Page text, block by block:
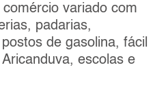
variado com
padarias,
de gasolina, fácil
escolas e